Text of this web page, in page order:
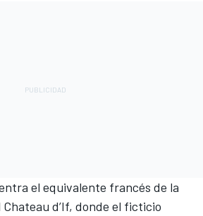
el equivalente francés de la
d’If, donde el ficticio